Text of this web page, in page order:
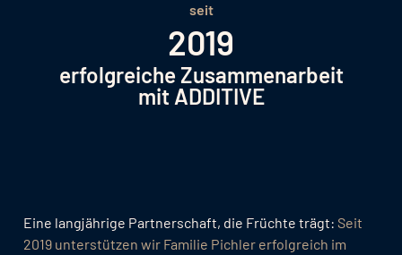
seit
2019
erfolgreiche Zusammenarbeit
mit ADDITIVE
Eine langjährige Partnerschaft, die Früchte trägt: Seit
2019 unterstützen wir Familie Pichler erfolgreich im